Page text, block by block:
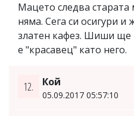
Мацето следва старата
няма. Сега си осигури
златен кафез. Шиши ще
е "красавец" като него.
12. Кой
05.09.2017 05:57:10